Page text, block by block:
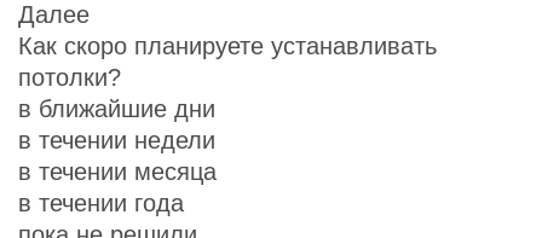
Далее
Как скоро планируете устанавливать
потолки?
в ближайшие дни
в течении недели
в течении месяца
в течении года